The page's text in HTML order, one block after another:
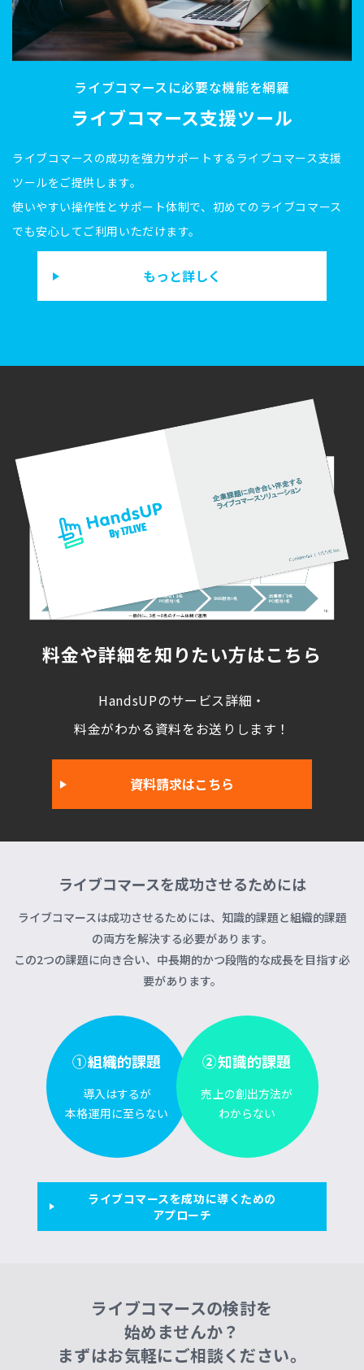
ライブコマースに必要な機能を網羅
ライブコマース支援ツール
ライブコマースの成功を強力サポートするライブコマース支援
ツールをご提供します。
使いやすい操作性とサポート体制で、初めてのライブコマース
でも安心してご利用いただけます。
もっと詳しく
料金や詳細を知りたい方はこちら
HandsUPのサービス詳細・
料金がわかる資料をお送りします！
資料請求はこちら
ライブコマースを成功させるためには
ライブコマースは成功させるためには、知識的課題と組織的課題
の両方を解決する必要があります。
この2つの課題に向き合い、中長期的かつ段階的な成長を目指す必
要があります。
①組織的課題
導入はするが
本格運用に至らない
②知識的課題
売上の創出方法が
わからない
ライブコマースを成功に導くための
アプローチ
ライブコマースの検討を
始めませんか？
まずはお気軽にご相談ください。